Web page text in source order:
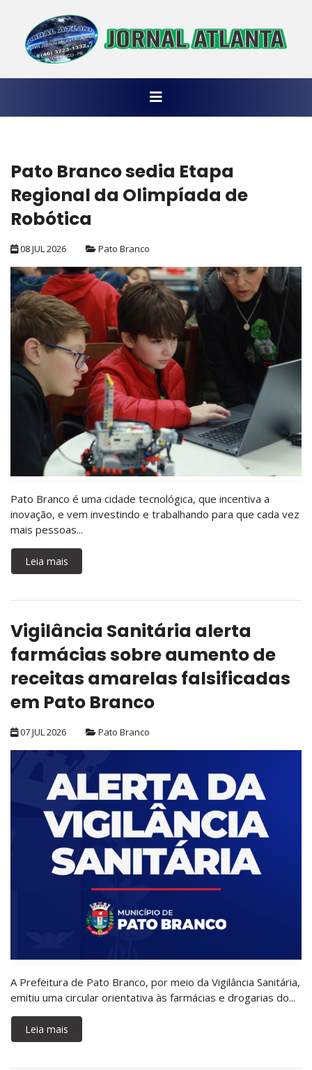
Pato Branco sedia Etapa
Regional da Olimpíada de
Robótica
08 JUL 2026 Pato Branco
Pato Branco é uma cidade tecnológica, que incentiva a
inovação, e vem investindo e trabalhando para que cada vez
mais pessoas...
Leia mais
Vigilância Sanitária alerta
farmácias sobre aumento de
receitas amarelas falsificadas
em Pato Branco
07 JUL 2026 Pato Branco
A Prefeitura de Pato Branco, por meio da Vigilância Sanitária,
emitiu uma circular orientativa às farmácias e drogarias do...
Leia mais